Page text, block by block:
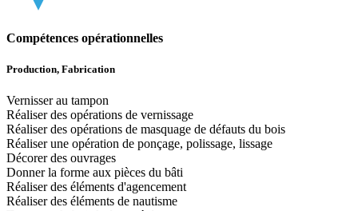
Compétences opérationnelles
Production, Fabrication
Vernisser au tampon
Réaliser des opérations de vernissage
Réaliser des opérations de masquage de défauts du bois
Réaliser une opération de ponçage, polissage, lissage
Décorer des ouvrages
Donner la forme aux pièces du bâti
Réaliser des éléments d'agencement
Réaliser des éléments de nautisme